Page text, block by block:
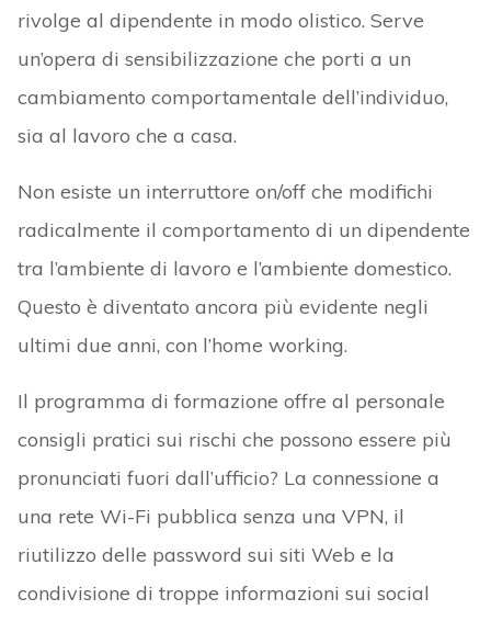
rivolge al dipendente in modo olistico. Serve
un’opera di sensibilizzazione che porti a un
cambiamento comportamentale dell’individuo,
sia al lavoro che a casa.
Non esiste un interruttore on/off che modifichi
radicalmente il comportamento di un dipendente
tra l’ambiente di lavoro e l’ambiente domestico.
Questo è diventato ancora più evidente negli
ultimi due anni, con l’home working.
Il programma di formazione offre al personale
consigli pratici sui rischi che possono essere più
pronunciati fuori dall’ufficio? La connessione a
una rete Wi-Fi pubblica senza una VPN, il
riutilizzo delle password sui siti Web e la
condivisione di troppe informazioni sui social